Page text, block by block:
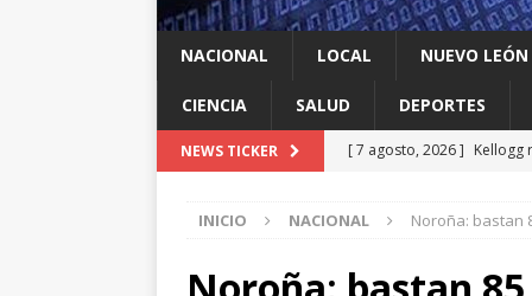
NACIONAL LOCAL NUEVO LEÓN
CIENCIA SALUD DEPORTES
NEWS TICKER [ 7 agosto, 2026 ] Kellogg
[ 7 agosto, 2026 ] Multan
infantil contra el gigante de
INICIO NACIONAL Noroña: bastan